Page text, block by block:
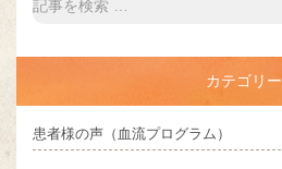
カテゴリー
患者様の声（血流プログラム）